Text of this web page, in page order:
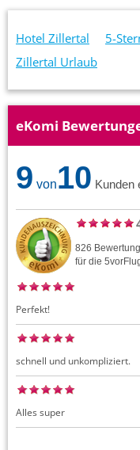
Hotel Zillertal
5-
Zillertal Urlaub
eKomi
9 von10 Kunden
826
für die
Perfekt!
schnell und unkompliziert.
Alles super